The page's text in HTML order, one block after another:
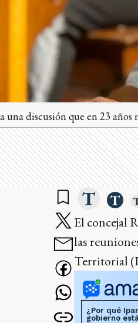
una discusión que en 23
El concejal
las
Territorial
¿Por qué
gobierno